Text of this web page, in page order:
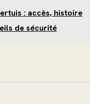
: accès, histoire
de sécurité